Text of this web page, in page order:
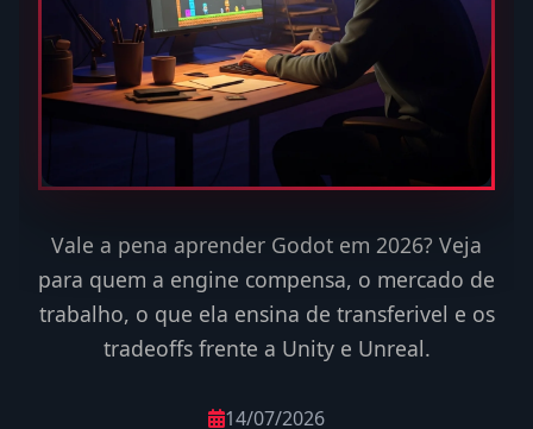
Vale a pena aprender Godot em 2026? Veja
para quem a engine compensa, o mercado de
trabalho, o que ela ensina de transferivel e os
tradeoffs frente a Unity e Unreal.
14/07/2026